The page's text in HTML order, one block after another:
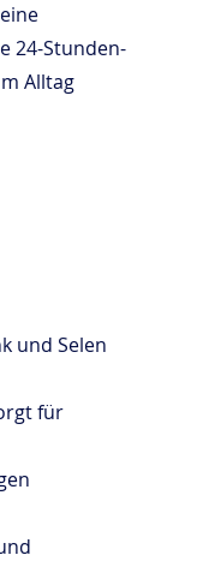
24-Stunden-
Alltag
und Selen
für